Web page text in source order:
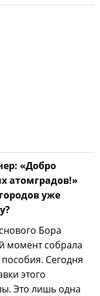
«Добро
атомградов!»
уже
Бора
момент собрала
Сегодня
этого
Это лишь одна